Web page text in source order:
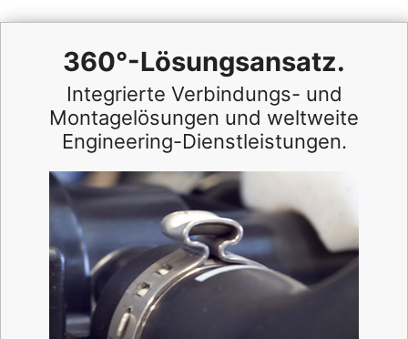
360°-Lösungsansatz.
Integrierte Verbindungs- und
Montagelösungen und weltweite
Engineering-Dienstleistungen.